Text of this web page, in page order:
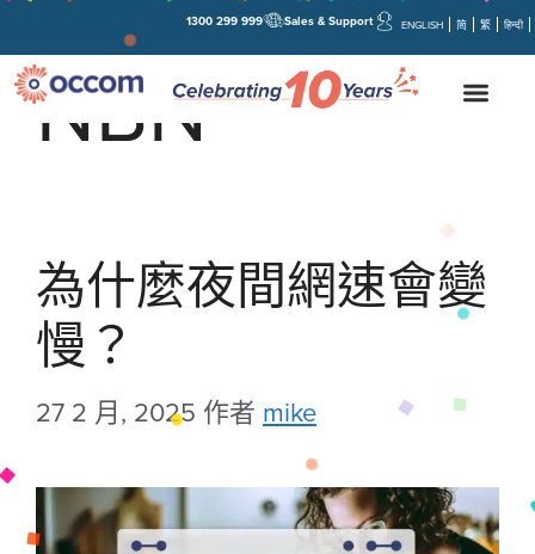
Sales & Support
1300 299 999 ENGLISH 简 繁 हिन्दी
NBN
為什麼夜間網速會變
慢？
27 2 月, 2025 作者 mike